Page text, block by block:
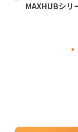
MAXHUBシリ